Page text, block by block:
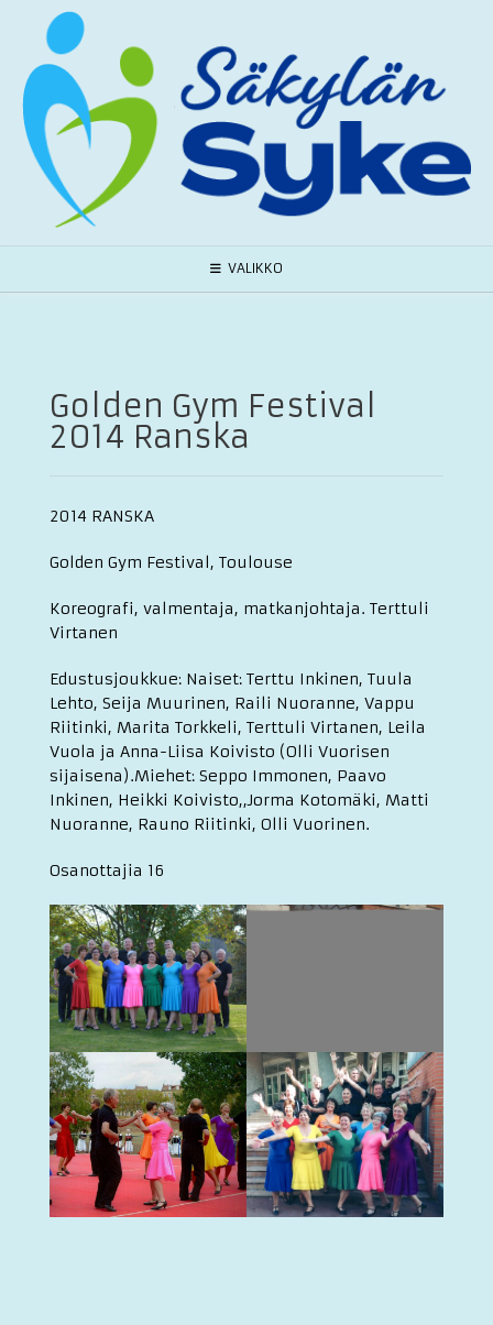
content
VALIKKO
Golden Gym Festival
2014 Ranska
2014 RANSKA
Golden Gym Festival, Toulouse
Koreografi, valmentaja, matkanjohtaja. Terttuli
Virtanen
Edustusjoukkue: Naiset: Terttu Inkinen, Tuula
Lehto, Seija Muurinen, Raili Nuoranne, Vappu
Riitinki, Marita Torkkeli, Terttuli Virtanen, Leila
Vuola ja Anna-Liisa Koivisto (Olli Vuorisen
sijaisena).Miehet: Seppo Immonen, Paavo
Inkinen, Heikki Koivisto,,Jorma Kotomäki, Matti
Nuoranne, Rauno Riitinki, Olli Vuorinen.
Osanottajia 16